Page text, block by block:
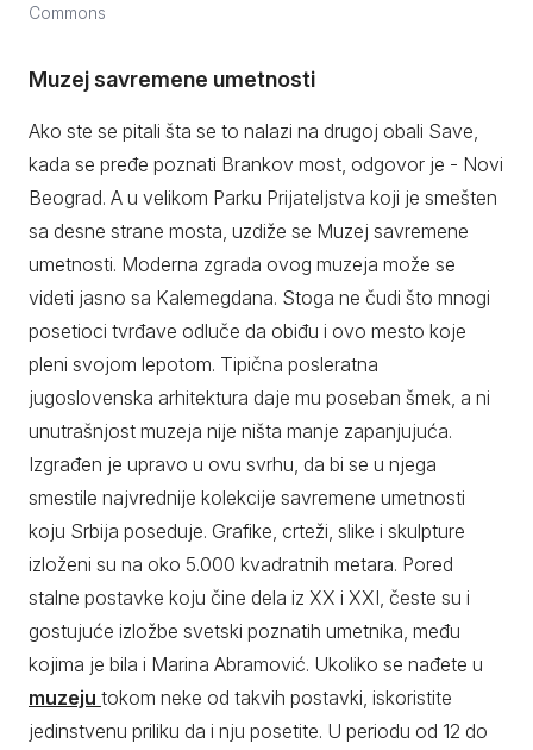
Commons
Muzej savremene umetnosti
Ako ste se pitali šta se to nalazi na drugoj obali Save,
kada se pređe poznati Brankov most, odgovor je - Novi
Beograd. A u velikom Parku Prijateljstva koji je smešten
sa desne strane mosta, uzdiže se Muzej savremene
umetnosti. Moderna zgrada ovog muzeja može se
videti jasno sa Kalemegdana. Stoga ne čudi što mnogi
posetioci tvrđave odluče da obiđu i ovo mesto koje
pleni svojom lepotom. Tipična posleratna
jugoslovenska arhitektura daje mu poseban šmek, a ni
unutrašnjost muzeja nije ništa manje zapanjujuća.
Izgrađen je upravo u ovu svrhu, da bi se u njega
smestile najvrednije kolekcije savremene umetnosti
koju Srbija poseduje. Grafike, crteži, slike i skulpture
izloženi su na oko 5.000 kvadratnih metara. Pored
stalne postavke koju čine dela iz XX i XXI, česte su i
gostujuće izložbe svetski poznatih umetnika, među
kojima je bila i Marina Abramović. Ukoliko se nađete u
muzeju tokom neke od takvih postavki, iskoristite
jedinstvenu priliku da i nju posetite. U periodu od 12 do